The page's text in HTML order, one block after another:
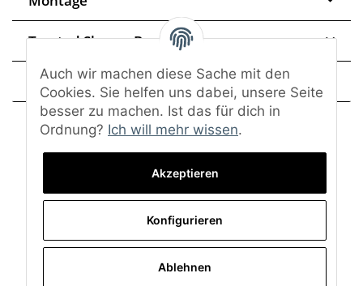
Trusted Shops - Bewertungen
Frage zum Artikel
Auch wir machen diese Sache mit den
Cookies. Sie helfen uns dabei, unsere Seite
besser zu machen. Ist das für dich in
Ordnung? Ich will mehr wissen.
Akzeptieren
Konfigurieren
Ablehnen